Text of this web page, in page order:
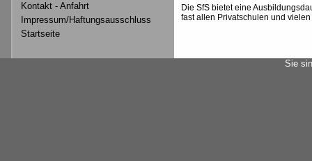
Kontakt - Anfahrt
Impressum/Haftungsausschluss
Startseite
Die SfS bietet eine
fast allen Privatschulen und
Sie